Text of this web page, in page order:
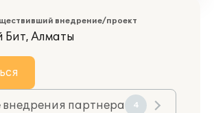
внедрение/проект
Бит, Алматы
внедрения партнера 4